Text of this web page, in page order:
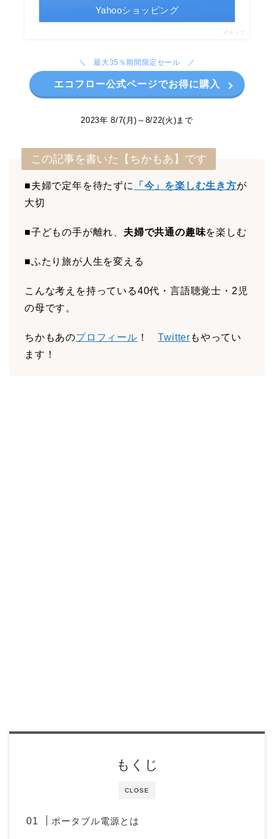
Yahooショッピング
ポチップ
最大35％期間限定セール
エコフロー公式ページでお得に購入
2023年 8/7(月)～8/22(火)まで
この記事を書いた【ちかもあ】です
■夫婦で定年を待たずに 「今」を楽しむ生き方が
大切
■子どもの手が離れ、 夫婦で共通の趣味を楽しむ
■ふたり旅が人生を変える
こんな考えを持っている40代・言語聴覚士・2児
の母です。
ちかもあのプロフィール ！Twitter もやってい
ます！
CLOSE
もくじ
ポータブル電源とは